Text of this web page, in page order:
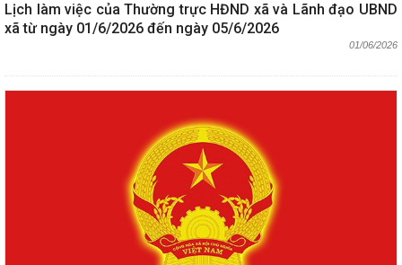
Lịch làm việc của Thường trực HĐND xã và Lãnh đạo UBND
xã từ ngày 01/6/2026 đến ngày 05/6/2026
01/06/2026